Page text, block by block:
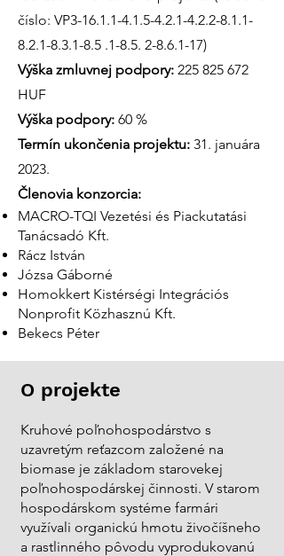
číslo: VP3-16.1.1-4.1.5-4.2.1-4.2.2-8.1.1-
8.2.1-8.3.1-8.5 .1-8.5. 2-8.6.1-17)
Výška zmluvnej podpory: 225 825 672
HUF
Výška podpory: 60 %
Termín ukončenia projektu: 31. januára
2023.
Členovia konzorcia:
MACRO-TQI Vezetési és Piackutatási
Tanácsadó Kft.
Rácz István
Józsa Gáborné
Homokkert Kistérségi Integrációs
Nonprofit Közhasznú Kft.
Bekecs Péter
O projekte
Kruhové poľnohospodárstvo s
uzavretým reťazcom založené na
biomase je základom starovekej
poľnohospodárskej činnosti. V starom
hospodárskom systéme farmári
využívali organickú hmotu živočíšneho
a rastlinného pôvodu vyprodukovanú